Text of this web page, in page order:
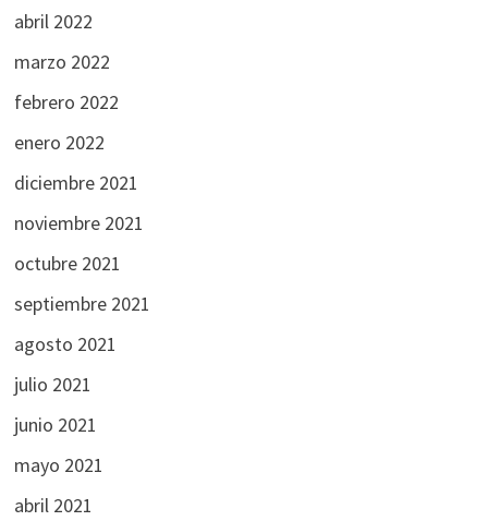
abril 2022
marzo 2022
febrero 2022
enero 2022
diciembre 2021
noviembre 2021
octubre 2021
septiembre 2021
agosto 2021
julio 2021
junio 2021
mayo 2021
abril 2021